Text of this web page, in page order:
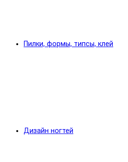
Пилки, формы, типсы, клей
Дизайн ногтей